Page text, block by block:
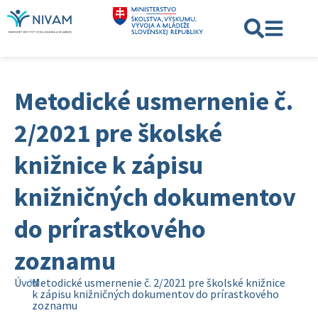
Metodické usmernenie č.
2/2021 pre školské
knižnice k zápisu
knižničných dokumentov
do prírastkového
zoznamu
ÚvodMetodické usmernenie č. 2/2021 pre školské knižnice
k zápisu knižničných dokumentov do prírastkového
zoznamu